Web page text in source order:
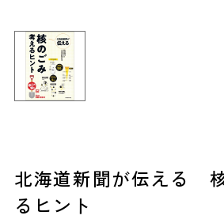
北海道新聞が伝える
るヒント